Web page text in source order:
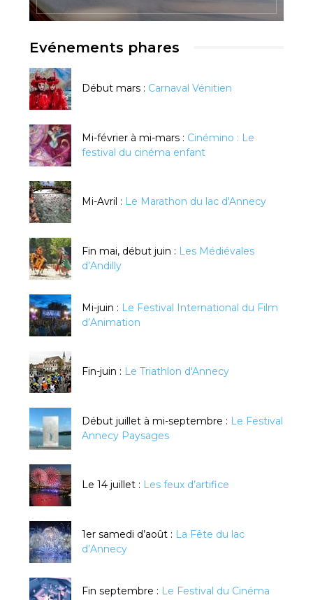
Evénements phares
Début mars : Carnaval Vénitien
Mi-février à mi-mars : Cinémino : Le
festival du cinéma enfant
Mi-Avril : Le Marathon du lac d'Annecy
Fin mai, début juin : Les Médiévales
d’Andilly
Mi-juin : Le Festival International du Film
d’Animation
Fin-juin : Le Triathlon d'Annecy
Début juillet à mi-septembre : Le Festival
Annecy Paysages
Le 14 juillet : Les feux d’artifice
1er samedi d’août : La Fête du lac
d’Annecy
Fin septembre : Le Festival du Cinéma